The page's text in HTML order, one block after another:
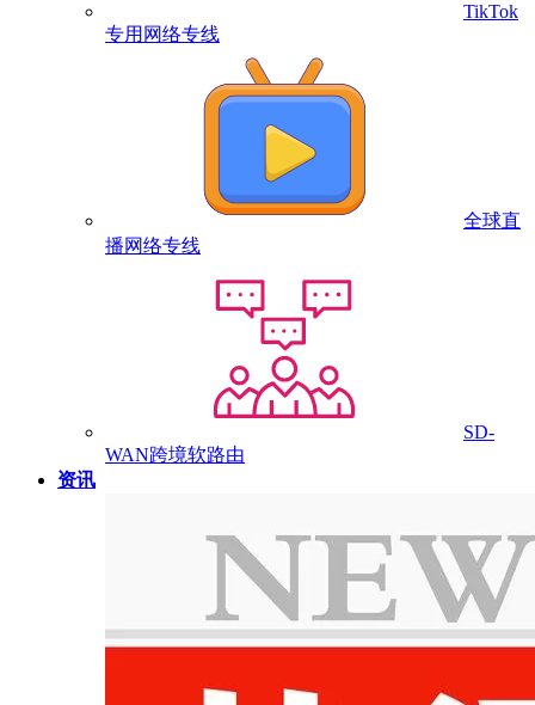
TikTok
专用网络专线
全球直
播网络专线
SD-
WAN跨境软路由
资讯